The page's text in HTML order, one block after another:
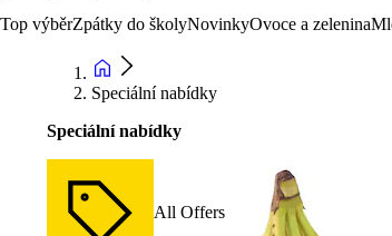
Top výběrZpátky do školyNovinkyOvoce a zelenina
Speciální nabídky
Speciální nabídky
All Offers